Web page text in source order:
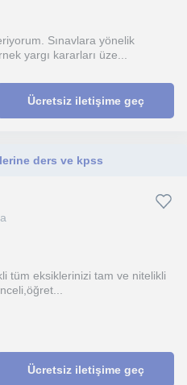
Sınavlara yönelik
yargı kararları üze...
Ücretsiz iletişime geç
ders ve kpss
tüm eksiklerinizi tam ve nitelikli
Ücretsiz iletişime geç